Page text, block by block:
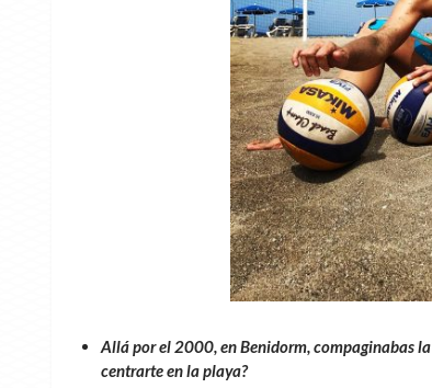
Allá por el 2000, en Benidorm, compaginabas
centrarte en la playa?